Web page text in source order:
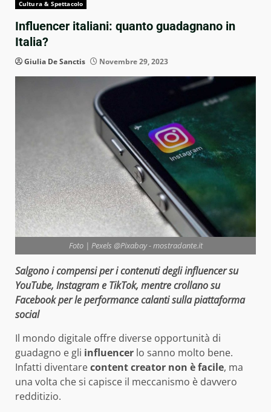
Cultura & Spettacolo
Influencer italiani: quanto guadagnano in
Italia?
Giulia De Sanctis Novembre 29, 2023
Foto | Pexels @Pixabay - mostradante.it
Salgono i compensi per i contenuti degli influencer su
YouTube, Instagram e TikTok, mentre crollano su
Facebook per le performance calanti sulla piattaforma
social
Il mondo digitale offre diverse opportunità di
guadagno e gli influencer lo sanno molto bene.
Infatti diventarecontent creator non è facile, ma
una volta che si capisce il meccanismo è davvero
redditizio.